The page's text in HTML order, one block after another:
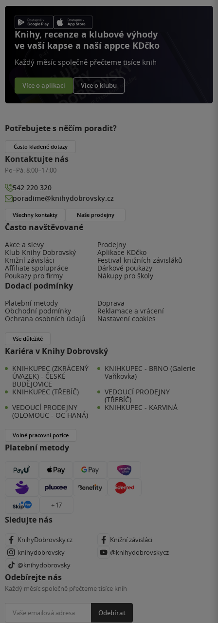
Knihy, recenze a klubové výhody
ve vaší kapse a naší appce KDčko
Každý měsíc společně přečteme tisíce knih
Více o aplikaci Více o klubu
Často navštěvované
Akce a slevy
Prodejny
Klub Knihy Dobrovský
Aplikace KDčko
Knižní závisláci
Festival knižních závisláků
Affiliate spolupráce
Dárkové poukazy
Poukazy pro firmy
Nákupy pro školy
Dodací podmínky
Platební metody
Doprava
Obchodní podmínky
Reklamace a vrácení
Ochrana osobních údajů
Nastavení cookies
Vše důležité
Kariéra v Knihy Dobrovský
KNIHKUPEC (ZKRÁCENÝ
ÚVAZEK) - ČESKÉ
BUDĚJOVICE
KNIHKUPEC - BRNO (Galerie
Vaňkovka)
KNIHKUPEC (TŘEBÍČ)
VEDOUCÍ PRODEJNY
(TŘEBÍČ)
VEDOUCÍ PRODEJNY
(OLOMOUC - OC HANÁ)
KNIHKUPEC - KARVINÁ
Volné pracovní pozice
Platební metody
+ 17
Sledujte nás
KnihyDobrovsky.cz
Knižní závisláci
knihydobrovsky
@knihydobrovskycz
@knihydobrovsky
Odebírejte nás
Každý měsíc společně přečteme tisíce knih
Odebírat
Potřebujete s něčím poradit?
Často kladené dotazy
Kontaktujte nás
Po–Pá: 8:00–17:00
542 220 320
poradime@knihydobrovsky.cz
Všechny kontakty Naše prodejny